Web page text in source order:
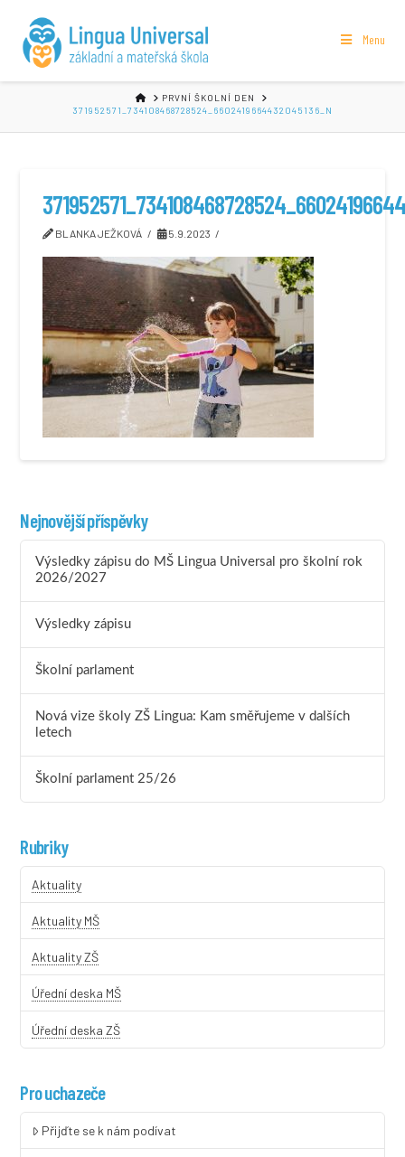
Menu
HOMEPRVNÍ ŠKOLNÍ DEN
371952571_734108468728524_6602419664432045136_N
BLANKA JEŽKOVÁ 5.9.2023
Nejnovější příspěvky
Výsledky zápisu do MŠ Lingua Universal pro školní rok
2026/2027
Výsledky zápisu
Školní parlament
Nová vize školy ZŠ Lingua: Kam směřujeme v dalších
letech
Školní parlament 25/26
Rubriky
Aktuality
Aktuality MŠ
Aktuality ZŠ
Úřední deska MŠ
Úřední deska ZŠ
Pro uchazeče
Přijďte se k nám podívat